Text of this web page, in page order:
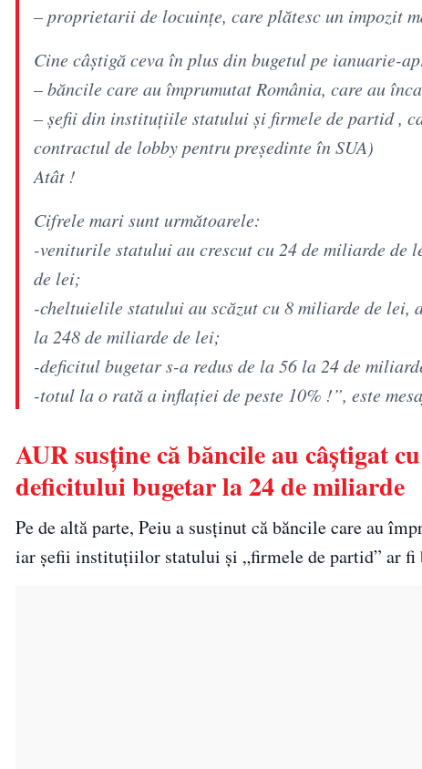
– proprietarii de locuințe, care plătesc un impozit
Cine câștigă ceva în plus din bugetul pe ianuarie-
– băncile care au împrumutat România, care au
– șefii din instituțiile statului și firmele de partid ,
contractul de lobby pentru președinte în SUA)
Atât !
Cifrele mari sunt următoarele:
-veniturile statului au crescut cu 24 de miliarde de
de lei;
-cheltuielile statului au scăzut cu 8 miliarde de lei,
la 248 de miliarde de lei;
-deficitul bugetar s-a redus de la 56 la 24 de
-totul la o rată a inflației de peste 10% !”, este
AUR susține că băncile au câștigat
deficitului bugetar la 24 de miliarde
Pe de altă parte, Peiu a susținut că băncile care au
iar șefii instituțiilor statului și „firmele de partid” ar fi